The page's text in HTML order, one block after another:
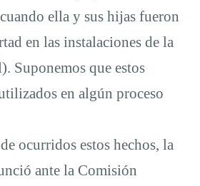
ella y sus hijas fueron
en las instalaciones de la
Suponemos que estos
en algún proceso
ocurridos estos hechos, la
ante la Comisión